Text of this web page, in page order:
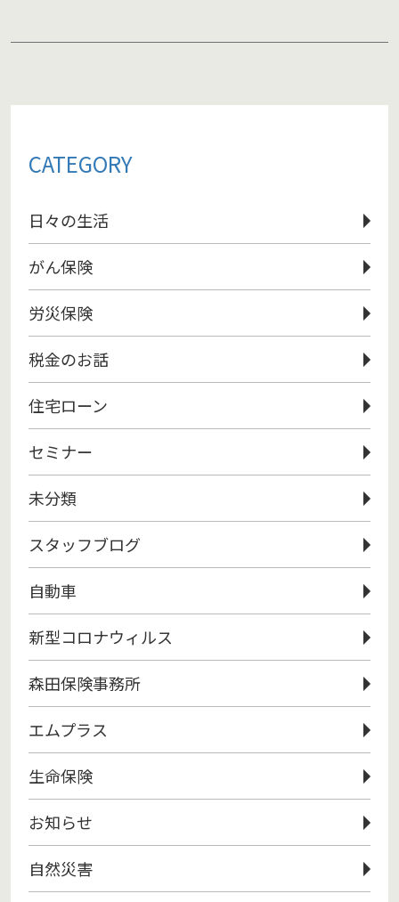
CATEGORY
日々の生活
がん保険
労災保険
税金のお話
住宅ローン
セミナー
未分類
スタッフブログ
自動車
新型コロナウィルス
森田保険事務所
エムプラス
生命保険
お知らせ
自然災害